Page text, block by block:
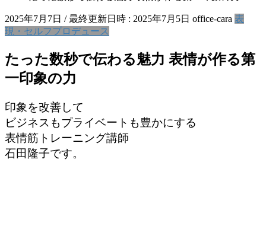
2025年7月7日 / 最終更新日時 : 2025年7月5日 office-cara 表
現・セルフプロデュース
たった数秒で伝わる魅力 表情が作る第
一印象の力
印象を改善して
ビジネスもプライベートも豊かにする
表情筋トレーニング講師
石田隆子です。